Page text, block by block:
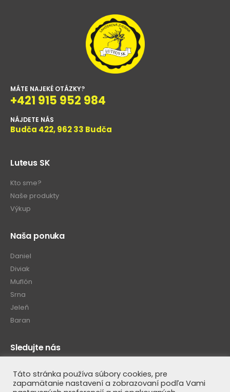
MÁTE NAJEKÉ OTÁZKY?
+421 915 952 984
NÁJDETE NÁS
Budča 422, 962 33 Budča
Luteus SK
Kto sme?
Naše produkty
Výkup
Naša ponuka
Daniel
Diviak
Muflón
Srna
Jeleň
Baran
Sledujte nás
Táto stránka používa súbory cookies, pre
zapamätanie nastavení a zobrazovaní podľa Vami